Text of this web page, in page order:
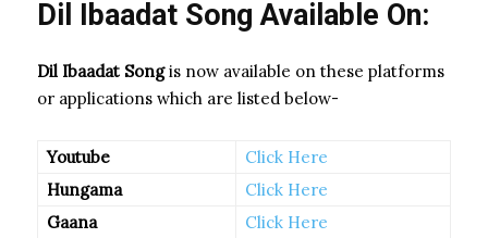
Dil Ibaadat Song Available On:
Dil Ibaadat Songis now available on these platforms
or applications which are listed below-
Youtube
Click Here
Hungama
Click Here
Gaana
Click Here